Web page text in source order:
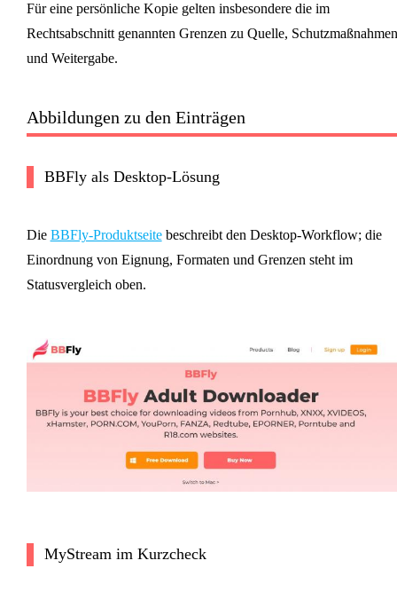
Für eine persönliche Kopie gelten insbesondere die im
Rechtsabschnitt genannten Grenzen zu Quelle, Schutzmaßnahmen
und Weitergabe.
Abbildungen zu den Einträgen
BBFly als Desktop-Lösung
Die BBFly-Produktseitebeschreibt den Desktop-Workflow; die
Einordnung von Eignung, Formaten und Grenzen steht im
Statusvergleich oben.
MyStream im Kurzcheck